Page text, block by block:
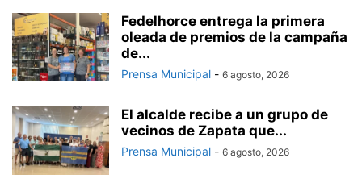
Fedelhorce entrega la primera
oleada de premios de la campaña
de...
Prensa Municipal - 6 agosto, 2026
El alcalde recibe a un grupo de
vecinos de Zapata que...
Prensa Municipal - 6 agosto, 2026